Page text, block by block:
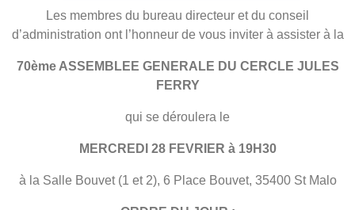
Les membres du bureau directeur et du conseil
d’administration ont l’honneur de vous inviter à assister à la
70ème ASSEMBLEE GENERALE DU CERCLE JULES
FERRY
qui se déroulera le
MERCREDI 28 FEVRIER à 19H30
à la Salle Bouvet (1 et 2), 6 Place Bouvet, 35400 St Malo